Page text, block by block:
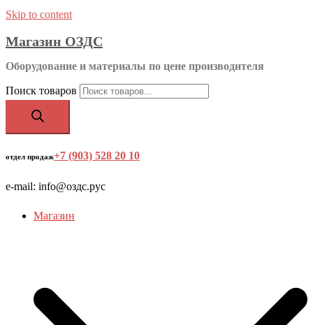
Skip to content
Магазин ОЗДС
Оборудование и материалы по цене производителя
Поиск товаров
отдел продаж+7 (903) 528 20 10
e-mail: info@оздс.рус
Магазин